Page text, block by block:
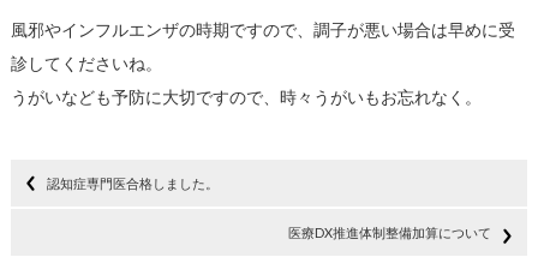
風邪やインフルエンザの時期ですので、調子が悪い場合は早めに受
診してくださいね。
うがいなども予防に大切ですので、時々うがいもお忘れなく。
認知症専門医合格しました。
医療DX推進体制整備加算について